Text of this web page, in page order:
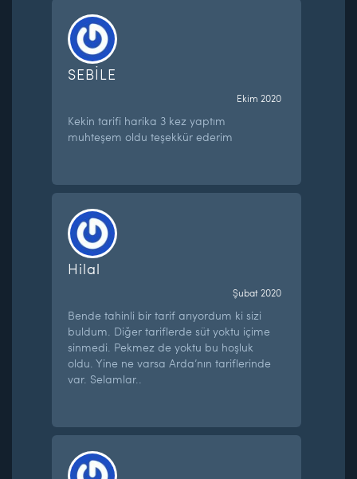
SEBİLE
Ekim 2020
Kekin tarifi harika 3 kez yaptım
muhteşem oldu teşekkür ederim
Hilal
Şubat 2020
Bende tahinli bir tarif arıyordum ki sizi
buldum. Diğer tariflerde süt yoktu içime
sinmedi. Pekmez de yoktu bu hoşluk
oldu. Yine ne varsa Arda’nın tariflerinde
var. Selamlar..